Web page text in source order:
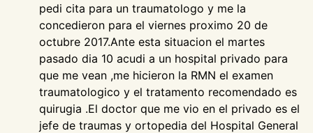
pedi cita para un traumatologo y me la
concedieron para el viernes proximo 20 de
octubre 2017.Ante esta situacion el martes
pasado dia 10 acudi a un hospital privado para
que me vean ,me hicieron la RMN el examen
traumatologico y el tratamento recomendado es
quirugia .El doctor que me vio en el privado es el
jefe de traumas y ortopedia del Hospital General